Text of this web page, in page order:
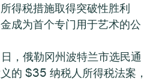
得税措施取得突破性胜利
成为首个专门用于艺术的公
，俄勒冈州波特兰市选民通
的 $35 纳税人所得税法案，